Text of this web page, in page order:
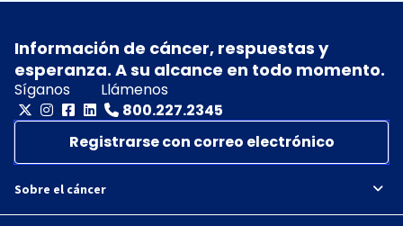
Información de cáncer, respuestas y
esperanza. A su alcance en todo momento.
Síganos
Llámenos
800.227.2345
Registrarse con correo electrónico
Sobre el cáncer